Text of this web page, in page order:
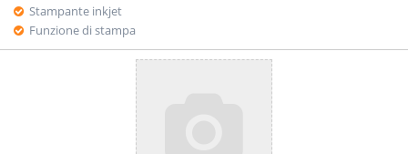
Stampante inkjet
Funzione di stampa